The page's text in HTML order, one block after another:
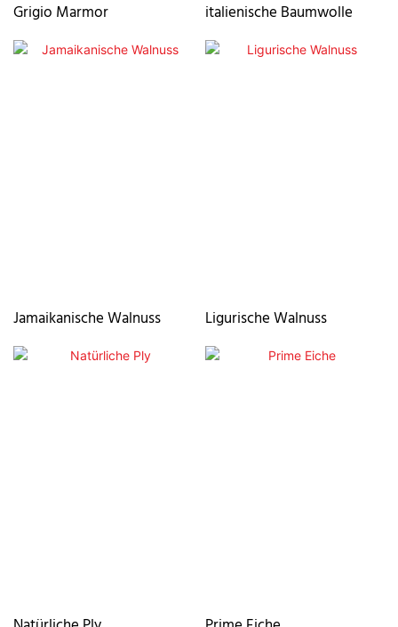
Grigio Marmor italienische Baumwolle
Jamaikanische Walnuss Ligurische Walnuss